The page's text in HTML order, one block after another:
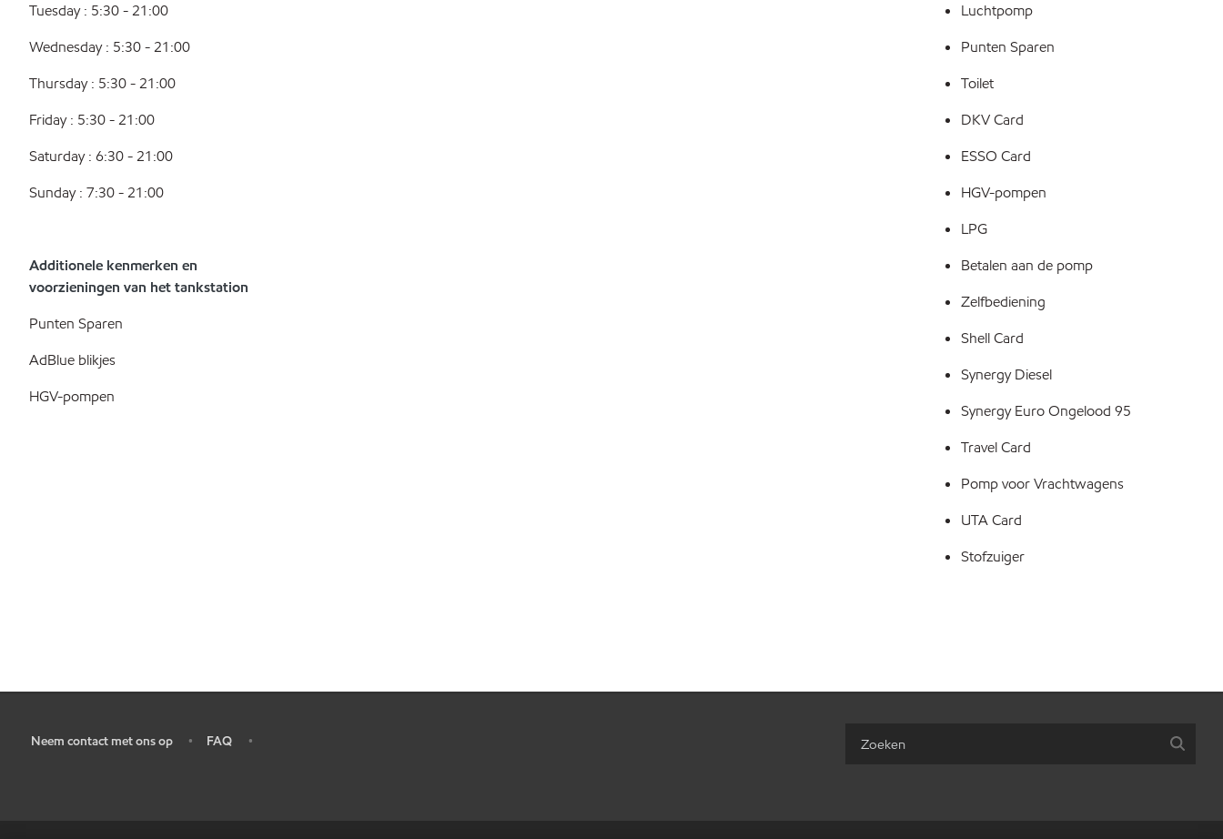
Tuesday : 5:30 - 21:00
Wednesday : 5:30 - 21:00
Thursday : 5:30 - 21:00
Friday : 5:30 - 21:00
Saturday : 6:30 - 21:00
Sunday : 7:30 - 21:00
Additionele kenmerken en
voorzieningen van het tankstation
Punten Sparen
AdBlue blikjes
HGV-pompen
Luchtpomp
Punten Sparen
Toilet
DKV Card
ESSO Card
HGV-pompen
LPG
Betalen aan de pomp
Zelfbediening
Shell Card
Synergy Diesel
Synergy Euro Ongelood 95
Travel Card
Pomp voor Vrachtwagens
UTA Card
Stofzuiger
Neem contact met ons op • FAQ •